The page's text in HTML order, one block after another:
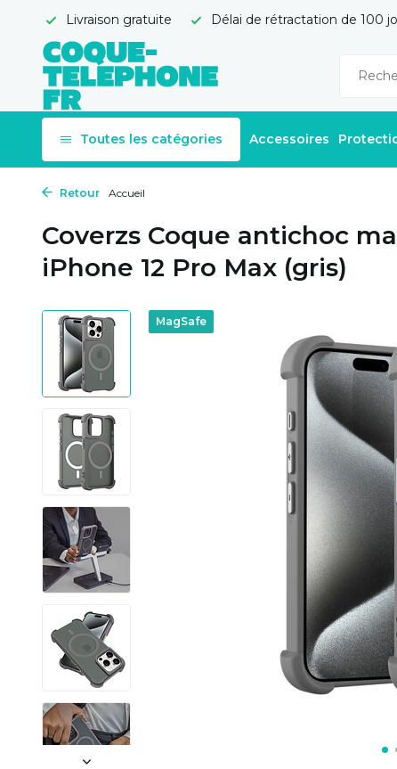
Livraison gratuite Délai de rétractation de 100
Toutes les catégories Accessoires
Retour Accueil
Coverzs Coque antichoc
iPhone 12 Pro Max (gris)
MagSafe